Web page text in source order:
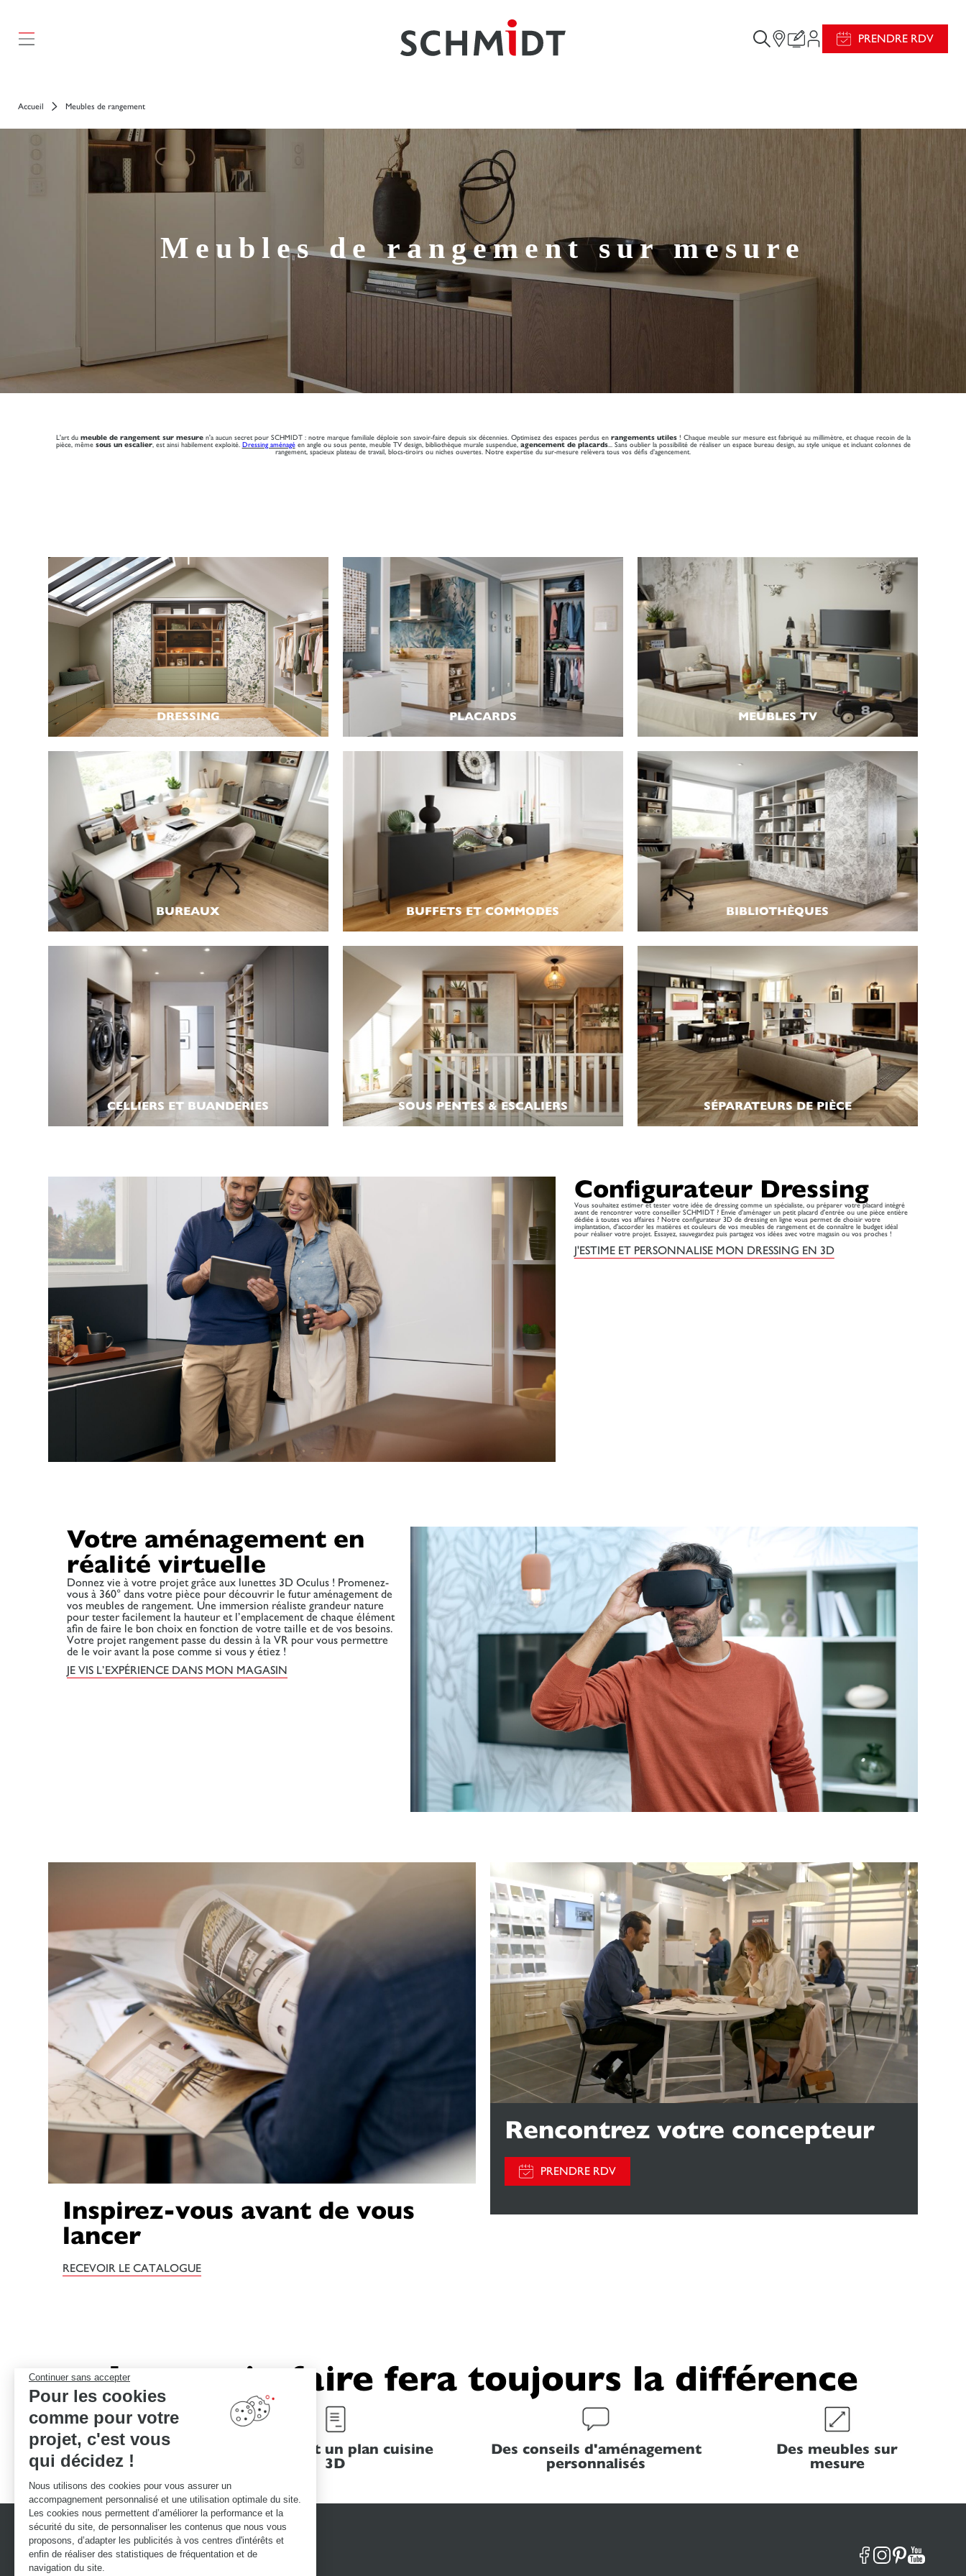
Continuer sans accepter
Pour les cookies
comme pour votre
projet, c'est vous
qui décidez !
Nous utilisons des cookies pour vous assurer un
accompagnement personnalisé et une utilisation optimale du site.
Les cookies nous permettent d’améliorer la performance et la
sécurité du site, de personnaliser les contenus que nous vous
proposons, d’adapter les publicités à vos centres d'intérêts et
enfin de réaliser des statistiques de fréquentation et de
navigation du site.
PRENDRE RDV
Accueil Meubles de rangement
Meubles de rangement sur mesure
L'art du meuble de rangement sur mesuren'a aucun secret pour SCHMIDT : notre marque familiale déploie son savoir-faire depuis six décennies. Optimisez des espaces perdus en rangements utiles! Chaque meuble sur mesure est fabriqué au millimètre, et chaque recoin de la
pièce, même sous un escalier, est ainsi habilement exploité. Dressing aménagéen angle ou sous pente, meuble TV design, bibliothèque murale suspendue, agencement de placards... Sans oublier la possibilité de réaliser un espace bureau design, au style unique et incluant colonnes de
rangement, spacieux plateau de travail, blocs-tiroirs ou niches ouvertes. Notre expertise du sur-mesure relèvera tous vos défis d’agencement.
DRESSING PLACARDS MEUBLES TV
BUREAUX BUFFETS ET COMMODES BIBLIOTHÈQUES
CELLIERS ET BUANDERIES​ SOUS PENTES & ESCALIERS SÉPARATEURS DE PIÈCE
Configurateur Dressing
Vous souhaitez estimer et tester votre idée de dressing comme un spécialiste, ou préparer votre placard intégré
avant de rencontrer votre conseiller SCHMIDT ? Envie d'aménager un petit placard d'entrée ou une pièce entière
dédiée à toutes vos affaires ? Notre configurateur 3D de dressing en ligne vous permet de choisir votre
implantation, d'accorder les matières et couleurs de vos meubles de rangement et de connaître le budget idéal
pour réaliser votre projet. Essayez, sauvegardez puis partagez vos idées avec votre magasin ou vos proches !
J'ESTIME ET PERSONNALISE MON DRESSING EN 3D
Votre aménagement en
réalité virtuelle
Donnez vie à votre projet grâce aux lunettes 3D Oculus ! Promenez-
vous à 360° dans votre pièce pour découvrir le futur aménagement de
vos meubles de rangement. Une immersion réaliste grandeur nature
pour tester facilement la hauteur et l’emplacement de chaque élément
afin de faire le bon choix en fonction de votre taille et de vos besoins.
Votre projet rangement passe du dessin à la VR pour vous permettre
de le voir avant la pose comme si vous y étiez !
JE VIS L’EXPÉRIENCE DANS MON MAGASIN
Inspirez-vous avant de vous
lancer
RECEVOIR LE CATALOGUE
Rencontrez votre concepteur
PRENDRE RDV
Le savoir-faire fera toujours la différence
Des garanties
d'excellence
Un devis et un plan cuisine
3D
Des conseils d'aménagement
personnalisés
Des meubles sur
mesure